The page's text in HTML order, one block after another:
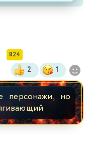
824
2 1
персонажи, но